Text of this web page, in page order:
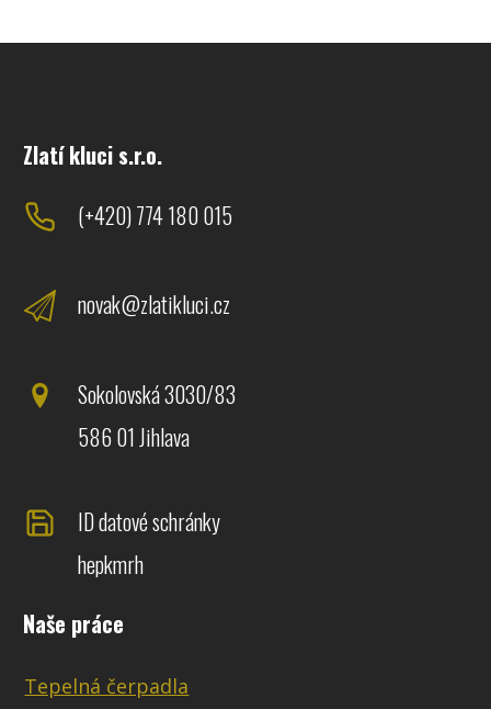
Zlatí kluci s.r.o.
(+420) 774 180 015
novak@zlatikluci.cz
Sokolovská 3030/83
586 01 Jihlava
ID datové schránky
hepkmrh
Naše práce
Tepelná čerpadla